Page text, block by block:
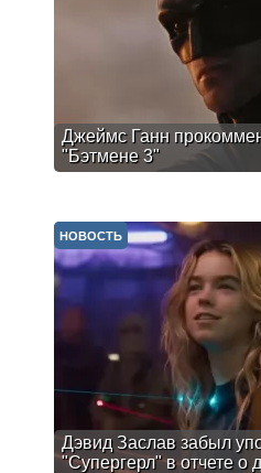
Джеймс Ганн
"Бэтмене 3"
Дэвид Заслав забыл
"Супергерл" в отчете о
НОВОСТЬ